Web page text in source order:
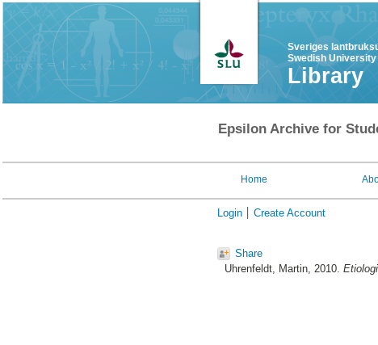
Sveriges
Swedish
Library
Epsilon Archive for
Home
Login Create Account
Share
Uhrenfeldt, Martin, 2010.